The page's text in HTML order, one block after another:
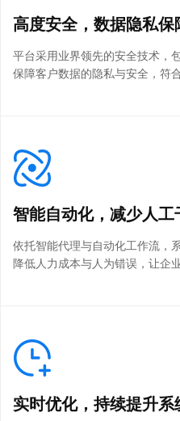
高度安全，数据隐私保
平台采用业界领先的安全技术，
保障客户数据的隐私与安全，符
智能自动化，减少人工
依托智能代理与自动化工作流，
降低人力成本与人为错误，让企
实时优化，持续提升系